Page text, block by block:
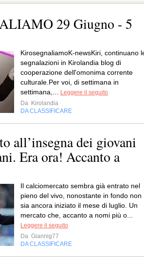
29 Giugno - 5
KirosegnaliamoK-newsKiri, continuano
segnalazioni in Kirolandia blog di
cooperazione dell'omonima corrente
culturale.Per voi, di settimana in
settimana,...
Leggere il seguito
Da Kirolandia
DA CLASSIFICARE
all’insegna dei giovani
Era ora! Accanto a
Il calciomercato sembra già entrato nel
pieno del vivo, nonostante in fondo non
sia ancora iniziato il mese di luglio. Un
mercato che, accanto a nomi più o...
Leggere il seguito
Da Giannig77
DA CLASSIFICARE